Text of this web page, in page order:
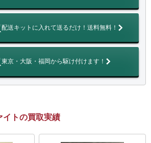
配送キットに入れて送るだけ！送料無料！
東京・大阪・福岡から駆け付けます！
イトの買取実績